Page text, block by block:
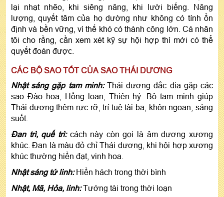
lại nhạt nhẽo, khi siêng năng, khi lười biếng. Năng
lượng, quyết tâm của họ dường như không có tính ổn
định và bền vững, vì thế khó có thành công lớn. Cá nhân
tôi cho rằng, cần xem xét kỹ sự hội hợp thì mới có thể
quyết đoán được.
CÁC BỘ SAO TỐT CỦA SAO THÁI DƯƠNG
Nhật sáng gặp tam minh: Thái dương đắc địa gặp các
sao Đào hoa, Hồng loan, Thiên hỷ. Bộ tam minh giúp
Thái dương thêm rực rỡ, trí tuệ tài ba, khôn ngoan, sáng
suốt.
Đan trì, quế trì: cách này còn gọi là âm dương xương
khúc. Đan là màu đỏ chỉ Thái dương, khi hội hợp xương
khúc thường hiển đạt, vinh hoa.
Nhật sáng tứ linh:Hiển hách trong thời bình
Nhật, Mã, Hỏa, linh:Tướng tài trong thời loạn